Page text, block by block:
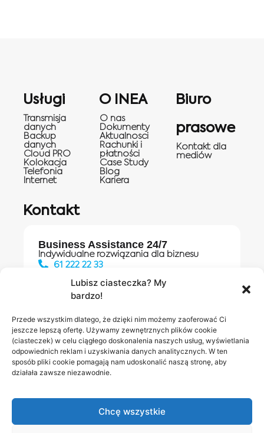
Lubisz ciasteczka? My
bardzo!
Przede wszystkim dlatego, że dzięki nim możemy zaoferować Ci
jeszcze lepszą ofertę. Używamy zewnętrznych plików cookie
(ciasteczek) w celu ciągłego doskonalenia naszych usług, wyświetlania
odpowiednich reklam i uzyskiwania danych analitycznych. W ten
sposób pliki cookie pomagają nam udoskonalić naszą stronę, aby
działała zawsze niezawodnie.
Chcę wszystkie
Usługi
Transmisja
danych
Backup
danych
Cloud PRO
Kolokacja
Telefonia
Internet
O INEA
O nas
Dokumenty
Aktualnosci
Rachunki i
płatności
Case Study
Blog
Kariera
Biuro
prasowe
Kontakt dla
mediów
Kontakt
Business Assistance 24/7
Indywidualne rozwiązania dla biznesu
61 222 22 33
Salony INEA
Napisz do